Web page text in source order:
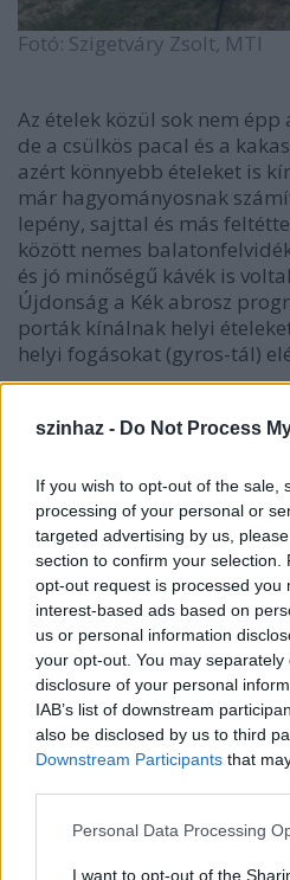
szinhaz - Do Not Process
If you wish to opt-out of the sale,
processing of your personal or
targeted advertising by us,
section to confirm your selection.
opt-out request is processed you
interest-based ads based on
us or personal information
your opt-out. You may
disclosure of your personal
IAB’s list of downstream
also be disclosed by us to third
Downstream Participants that
Please note that this website/app
not limited to your visit or usage
Personal Data Processing
I want to opt-out of the
Fotó: Szigetváry Zsolt, MTI
Az ételek közül sok nem
de a csülkös pacal és a
azért könnyebb ételeket is
már hagyományosnak
lepény, sajttal és más
között nemes
és jó minőségű kávék is
Újdonság a Kék abrosz
porták kínálnak helyi
helyi fogásokat (gyros-tál)
Mint a szervezők korábban
ötvözése: utóbbi a wifi-
mindenképpen érzékelhető,
jelzi a Design Terminál
és a Palya-udvar előtt
egy mobilalkalmazás
streamingen oszthatja meg